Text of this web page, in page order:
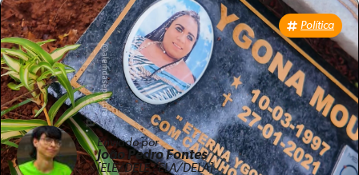
Política
Enviado por
João Pedro Fontes
[ELE/DELE ; ELA/DELA]